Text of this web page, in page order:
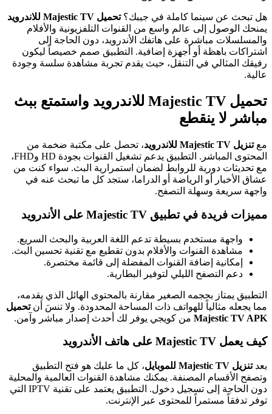
هل تبحث عن سينما كاملة في جيبك؟تحميل Majestic TV للاندرويد
يمنحك الوصول إلى عالم واسع من القنوات التلفزيونية والأفلام
والمسلسلات مباشرة على هاتفك الأندرويد، دون الحاجة إلى
اشتراكات باهظة أو أجهزة إضافية. التطبيق صمم خصيصاً ليكون
رفيقك المثالي في التنقل، حيث يقدم تجربة مشاهدة سلسة وجودة
عالية.
تحميل Majestic TV للاندرويد واستمتع ببث
مباشر لا ينقطع
معتنزيل Majestic TV للاندرويد
، تحصل على مكتبة ضخمة من
المحتوى المباشر. التطبيق يدعم تشغيل القنوات بجودة HD وFHD،
مع تحديثات دورية للروابط لضمان استمرارية البث. سواء كنت من
عشاق الأخبار أو الرياضة أو الدراما، ستجد كل ما تبحث عنه في
واجهة سريعة وسهلة التصفح.
مميزات فريدة في تطبيق Majestic TV على الأندرويد
واجهة مستخدم بسيطة تدعم اللغة العربية والبحث السريع.
مشاهدة القنوات والأفلام بدون تقطيع مع تقنية تحسين البث.
إمكانية إضافة القنوات المفضلة إلى قائمة مختصرة.
دعم التصفح الليلي لتوفير البطارية.
التطبيق يمتاز بحجمه الصغير مقارنة بالمحتوى الهائل الذي يقدمه،
مما يجعله مثالياً للهواتف ذات المساحة المحدودة. ولا تنسَ أنتحميل
Majestic TV APK من كويجي يوفر لك أحدث إصدار مباشر وآمن.
كيف يعمل Majestic TV على هاتف الأندرويد
بعدتنزيل Majestic TV للموبايل
، كل ما عليك هو فتح التطبيق
وتصفح الأقسام المصنفة. يمكنك مشاهدة القنوات العالمية والمحلية
دون الحاجة إلى تسجيل دخول. التطبيق يعتمد على تقنية IPTV التي
توفر تدفقاً مستمراً للمحتوى عبر الإنترنت.